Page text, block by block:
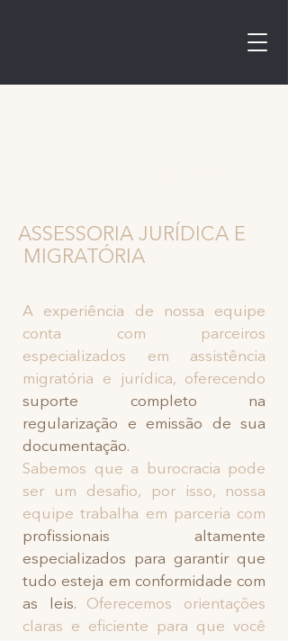
ASSESSORIA JURÍDICA E
MIGRATÓRIA
A experiência de nossa equipe
conta com parceiros
especializados em assistência
migratória e jurídica, oferecendo
suporte completo na
regularização e emissão de sua
documentação.
Sabemos que a burocracia pode
ser um desafio, por isso, nossa
equipe trabalha em parceria com
profissionais altamente
especializados para garantir que
tudo esteja em conformidade com
as leis.Oferecemos orientações
claras e eficiente para que você